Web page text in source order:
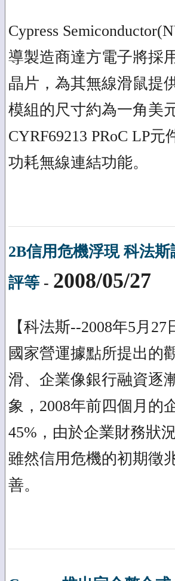
Cypress
導製造商達方電子將採
晶片，為其無線滑鼠提
模組的尺寸約為一角美
CYRF69213 PRoC LP
功耗無線連結功能。
2B信用危機浮現 科法
評等 - 2008/05/27
【科法斯--2008年5月
國家營運據點所提出的
滑、企業像銀行融資逐
象，2008年前四個月的
45%，由於企業財務狀
雖然信用危機的初期徵
善。